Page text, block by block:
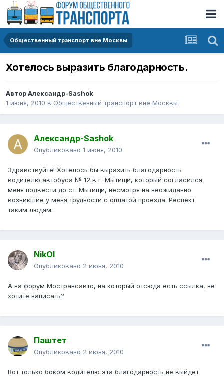
Общественный транспорт вне Москвы
Хотелось выразить благодарность.
АвторАлександр-Sashok
1 июня, 2010 в Общественный транспорт вне Москвы
Александр-Sashok
Опубликовано 1 июня, 2010
Здравствуйте! Хотелось бы выразить благодарность
водителю автобуса № 12 в г. Мытищи, который согласился
меня подвести до ст. Мытищи, несмотря на неожиданно
возникшие у меня трудности с оплатой проезда. Респект
таким людям.
NikOl
Опубликовано 2 июня, 2010
А на форум Мострансавто, на который отсюда есть ссылка, не
хотите написать?
Паштет
Опубликовано 2 июня, 2010
Вот только боком водителю эта благодарность не выйдет